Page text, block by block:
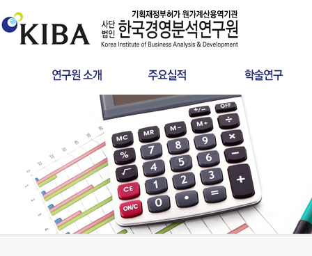
설립목적
조직구성
찾아오시는길
원가산정
학술연구
건설사업관리
LCC